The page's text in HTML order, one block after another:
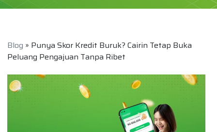
Blog » Punya Skor Kredit Buruk? Cairin Tetap Buka
Peluang Pengajuan Tanpa Ribet